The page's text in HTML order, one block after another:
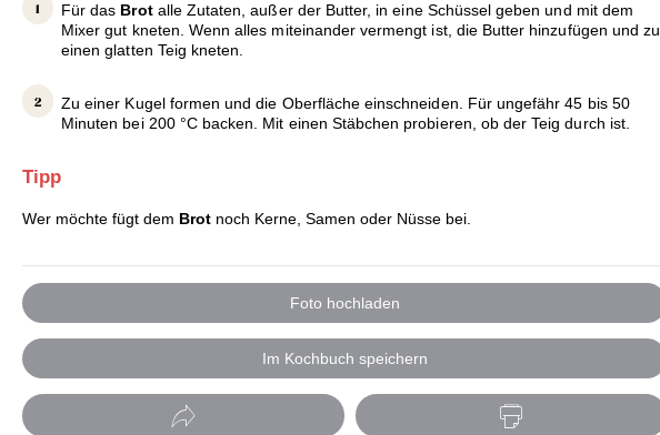
Für das Brotalle Zutaten, außer der Butter, in eine Schüssel geben und mit dem
Mixer gut kneten. Wenn alles miteinander vermengt ist, die Butter hinzufügen und zu
einen glatten Teig kneten.
Zu einer Kugel formen und die Oberfläche einschneiden. Für ungefähr 45 bis 50
Minuten bei 200 °C backen. Mit einen Stäbchen probieren, ob der Teig durch ist.
Tipp
Wer möchte fügt dem Brot noch Kerne, Samen oder Nüsse bei.
Foto hochladen
Im Kochbuch speichern